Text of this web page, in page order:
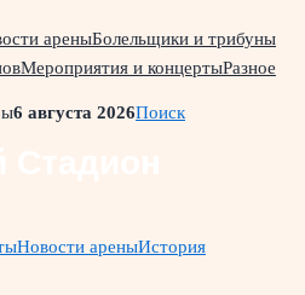
ареныБолельщики и трибуны
Мероприятия и концертыРазное
6 августа 2026Поиск
Новости ареныИстория